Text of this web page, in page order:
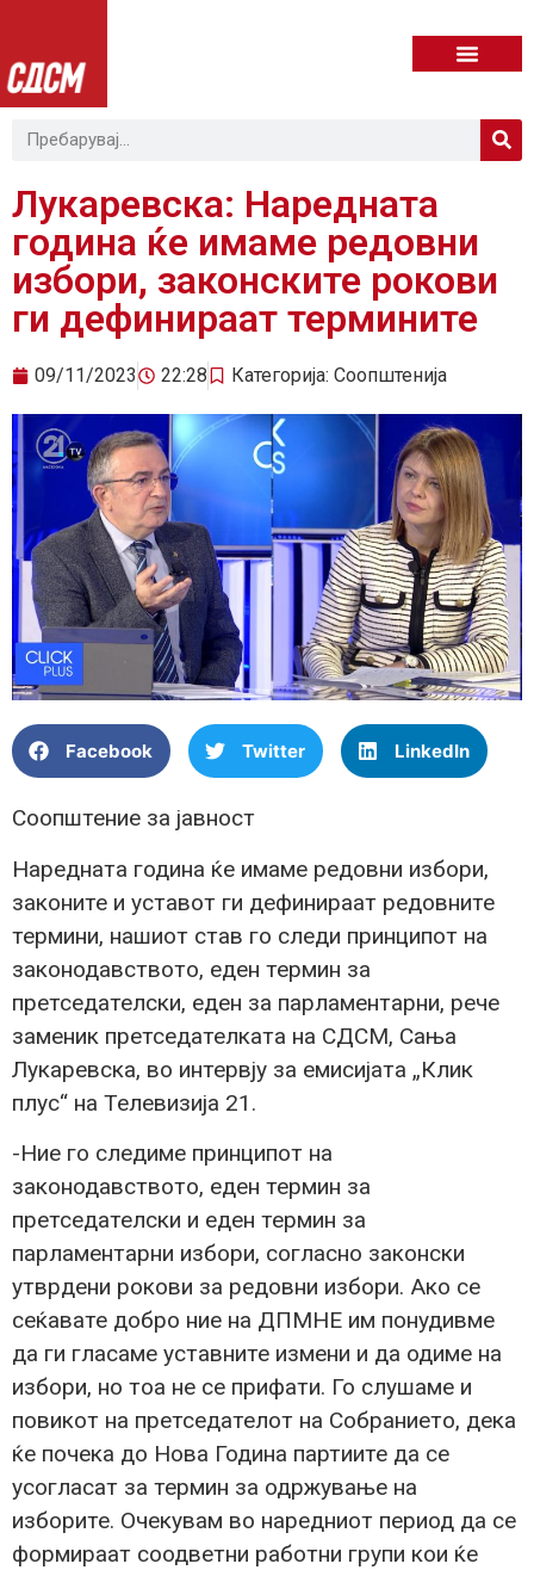
Лукаревска: Наредната
година ќе имаме редовни
избори, законските рокови
ги дефинираат термините
09/11/2023 22:28 Категорија: Соопштенија
Facebook Twitter LinkedIn
Соопштение за јавност
Наредната година ќе имаме редовни избори,
законите и уставот ги дефинираат редовните
термини, нашиот став го следи принципот на
законодавството, еден термин за
претседателски, еден за парламентарни, рече
заменик претседателката на СДСМ, Сања
Лукаревска, во интервју за емисијата „Клик
плус“ на Телевизија 21.
-Ние го следиме принципот на
законодавството, еден термин за
претседателски и еден термин за
парламентарни избори, согласно законски
утврдени рокови за редовни избори. Ако се
сеќавате добро ние на ДПМНЕ им понудивме
да ги гласаме уставните измени и да одиме на
избори, но тоа не се прифати. Го слушаме и
повикот на претседателот на Собранието, дека
ќе почека до Нова Година партиите да се
усогласат за термин за одржување на
изборите. Очекувам во наредниот период да се
формираат соодветни работни групи кои ќе